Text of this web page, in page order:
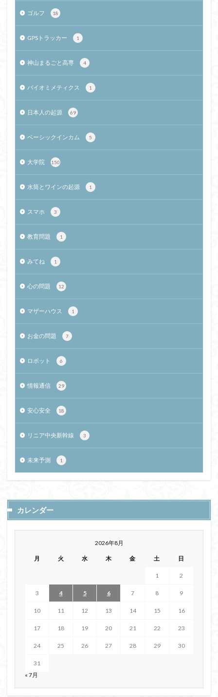
ゴルフ 18
GPSトラッカー 1
神山まるごと高専 4
バイオミメティクス 1
日本人の起源 69
ベーシックインカム 5
大学院 150
水筒とワインの起源 1
スマホ 3
教育問題 1
みてね 1
心の問題 12
マザーハウス 1
お金の問題 7
ロボット 6
情報通信 29
安心安全 18
リニア中央新幹線 3
未来予測 1
カレンダー
2026年8月
月 火 水 木 金 土 日
1 2
3 4 5 6 7 8 9
10 11 12 13 14 15 16
17 18 19 20 21 22 23
24 25 26 27 28 29 30
31
« 7月